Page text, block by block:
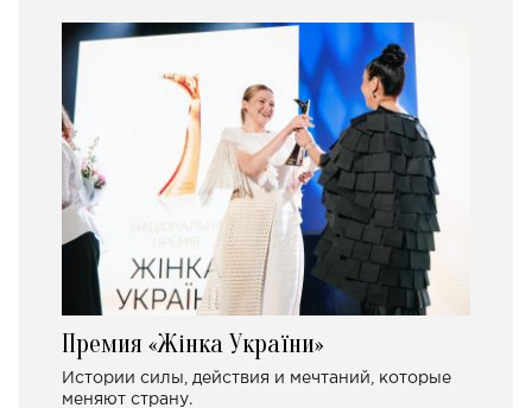
Премия «Жінка України»
Истории силы, действия и мечтаний, которые
меняют страну.